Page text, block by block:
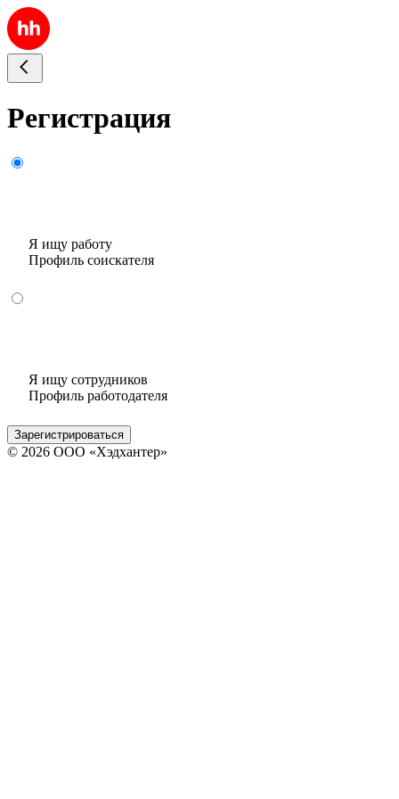
Регистрация
Я ищу работу
Профиль соискателя
Я ищу сотрудников
Профиль работодателя
Зарегистрироваться
© 2026 ООО «Хэдхантер»